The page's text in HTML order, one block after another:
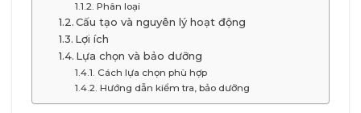
Phân loại
Cấu tạo và nguyên lý hoạt động
Lợi ích
Lựa chọn và bảo dưỡng
Cách lựa chọn phù hợp
Hướng dẫn kiểm tra, bảo dưỡng